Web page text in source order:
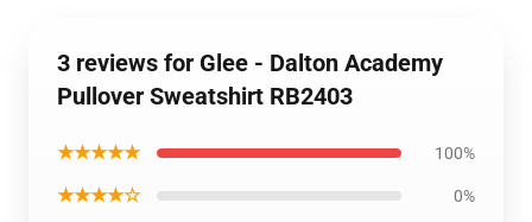
3 reviews for Glee - Dalton Academy
Pullover Sweatshirt RB2403
★★★★★ 100%
★★★★☆ 0%